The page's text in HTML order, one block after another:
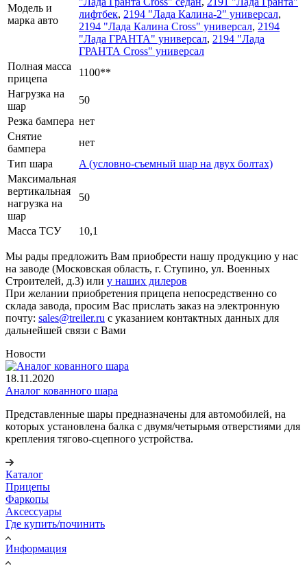
Модель и
марка авто
лифтбек, 2194 "Лада Калина-2" универсал,
2194 "Лада Калина Cross" универсал, 2194
"Лада ГРАНТА" универсал, 2194 "Лада
ГРАНТА Cross" универсал
Полная масса
прицепа
1100**
Нагрузка на
шар
50
Резка бампера нет
Снятие
бампера
нет
Тип шара
A (условно-съемный шар на двух болтах)
Максимальная
вертикальная
нагрузка на
шар
50
Масса ТСУ 10,1
Мы рады предложить Вам приобрести нашу продукцию у нас
на заводе (Московская область, г. Ступино, ул. Военных
Строителей, д.3) или у наших дилеров
При желании приобретения прицепа непосредственно со
склада завода, просим Вас прислать заказ на электронную
почту: sales@treiler.ru с указанием контактных данных для
дальнейшей связи с Вами
Новости
18.11.2020
Аналог кованного шара
Представленные шары предназначены для автомобилей, на
которых установлена балка с двумя/четырьмя отверстиями для
крепления тягово-сцепного устройства.
Каталог
Прицепы
Фаркопы
Аксессуары
Где купить/починить
Информация